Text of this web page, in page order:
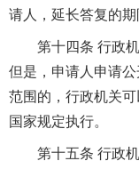
请人，延长答复的期
第十四条 行政
但是，申请人申请
范围的，行政机关
国家规定执行。
第十五条 行政